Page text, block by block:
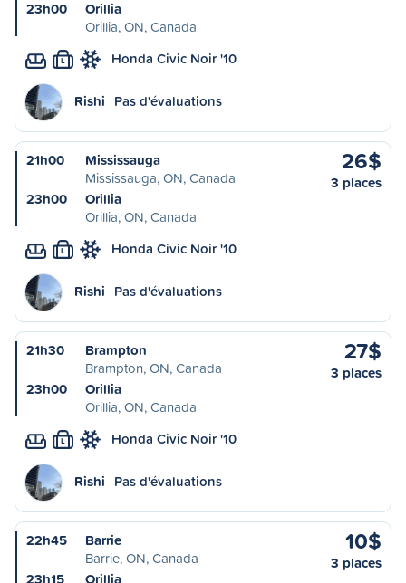
23h00
Orillia
Orillia, ON, Canada
L Honda Civic Noir '10
Rishi Pas d'évaluations
21h00
Mississauga
Mississauga, ON, Canada
23h00
Orillia
Orillia, ON, Canada
26$
3 places
L Honda Civic Noir '10
Rishi Pas d'évaluations
21h30
Brampton
Brampton, ON, Canada
23h00
Orillia
Orillia, ON, Canada
27$
3 places
L Honda Civic Noir '10
Rishi Pas d'évaluations
22h45
Barrie
Barrie, ON, Canada
23h15
Orillia
10$
3 places